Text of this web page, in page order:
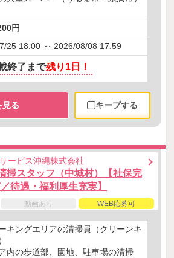
円
25 18:00 ～ 2026/08/08 17:59
終了まで残り1日！
見る キープする
ービス沖縄株式会社
掃スタッフ（中城村）【社保完
待遇・福利厚生充実】
動画あり WEB応募可
キングエリアの清掃員（クリーンキ
内の歩道部、園地、駐車場の清掃